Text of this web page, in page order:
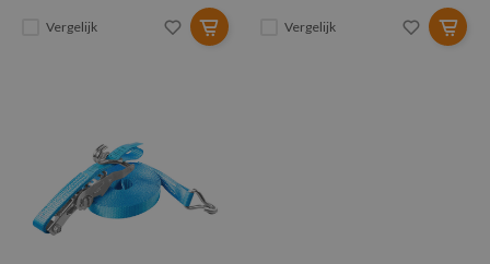
Vergelijk Vergelijk